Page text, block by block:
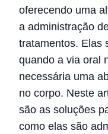
oferecendo uma
a administração
tratamentos. Elas
quando a via oral
necessária uma
no corpo. Neste
são as soluções
como elas são